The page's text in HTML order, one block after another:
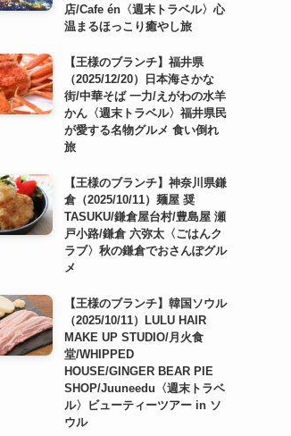
店/Cafe én〈週末トラベル〉心
温まるほっこり癒やし旅
【王様のブランチ】福井県
（2025/12/20）日本海さかな
街/中華そば 一力/えがわの水羊
かん〈週末トラベル〉福井県民
が愛する名物グルメ 食い倒れ
旅
【王様のブランチ】神奈川県鎌
倉（2025/10/11）麺屋 奨
TASUKU/鎌倉屋台村/豊島屋 瀬
戸小路/鎌倉 六弥太〈ごはんク
ラブ〉秋の鎌倉でおさんぽグル
メ
【王様のブランチ】韓国ソウル
（2025/10/11）LULU HAIR
MAKE UP STUDIO/月火食
堂/WHIPPED
HOUSE/GINGER BEAR PIE
SHOP/Juuneedu〈週末トラベ
ル〉ビューティーツアー in ソ
ウル